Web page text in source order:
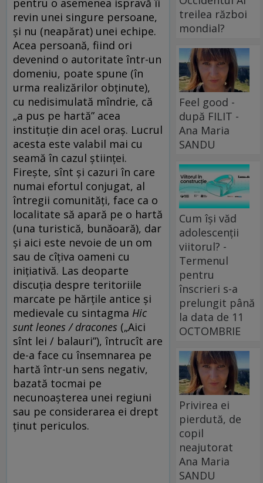
pentru o asemenea ispravă îi
revin unei singure persoane,
și nu (neapărat) unei echipe.
Acea persoană, fiind ori
devenind o autoritate într-un
domeniu, poate spune (în
urma realizărilor obținute),
cu nedisimulată mîndrie, că
„a pus pe hartă” acea
instituție din acel oraș. Lucrul
acesta este valabil mai cu
seamă în cazul științei.
Firește, sînt și cazuri în care
numai efortul conjugat, al
întregii comunități, face ca o
localitate să apară pe o hartă
(una turistică, bunăoară), dar
și aici este nevoie de un om
sau de cîțiva oameni cu
inițiativă. Las deoparte
discuția despre teritoriile
marcate pe hărțile antice și
medievale cu sintagma Hic
sunt leones / dracones („Aici
sînt lei / balauri”), întrucît are
de-a face cu însemnarea pe
hartă într-un sens negativ,
bazată tocmai pe
necunoașterea unei regiuni
sau pe considerarea ei drept
ținut periculos.
treilea război
mondial?
Feel good -
după FILIT -
Ana Maria
SANDU
Cum își văd
adolescenții
viitorul? -
Termenul
pentru
înscrieri s-a
prelungit până
la data de 11
OCTOMBRIE
Privirea ei
pierdută, de
copil
neajutorat
Ana Maria
SANDU